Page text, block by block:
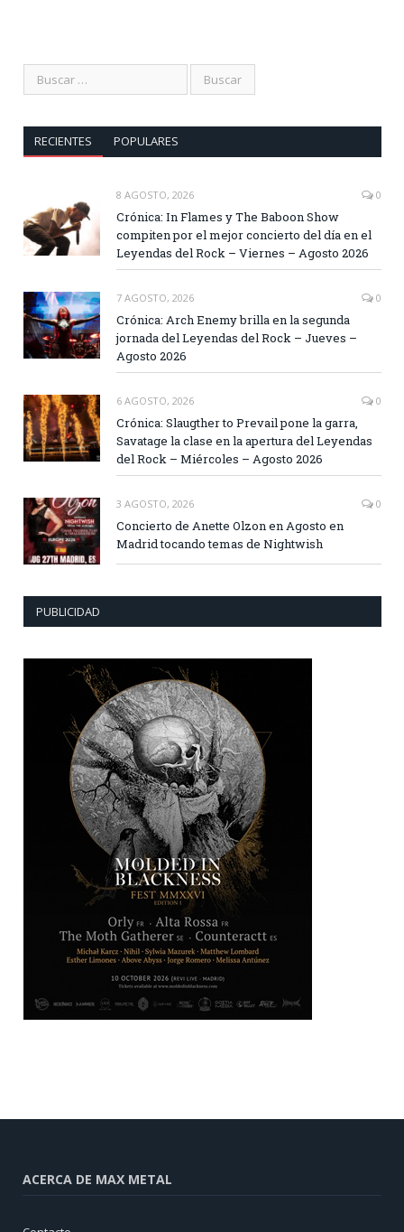
RECIENTES POPULARES
8 AGOSTO, 2026 0
Crónica: In Flames y The Baboon Show
compiten por el mejor concierto del día en el
Leyendas del Rock – Viernes – Agosto 2026
7 AGOSTO, 2026 0
Crónica: Arch Enemy brilla en la segunda
jornada del Leyendas del Rock – Jueves –
Agosto 2026
6 AGOSTO, 2026 0
Crónica: Slaugther to Prevail pone la garra,
Savatage la clase en la apertura del Leyendas
del Rock – Miércoles – Agosto 2026
3 AGOSTO, 2026 0
Concierto de Anette Olzon en Agosto en
Madrid tocando temas de Nightwish
PUBLICIDAD
ACERCA DE MAX METAL